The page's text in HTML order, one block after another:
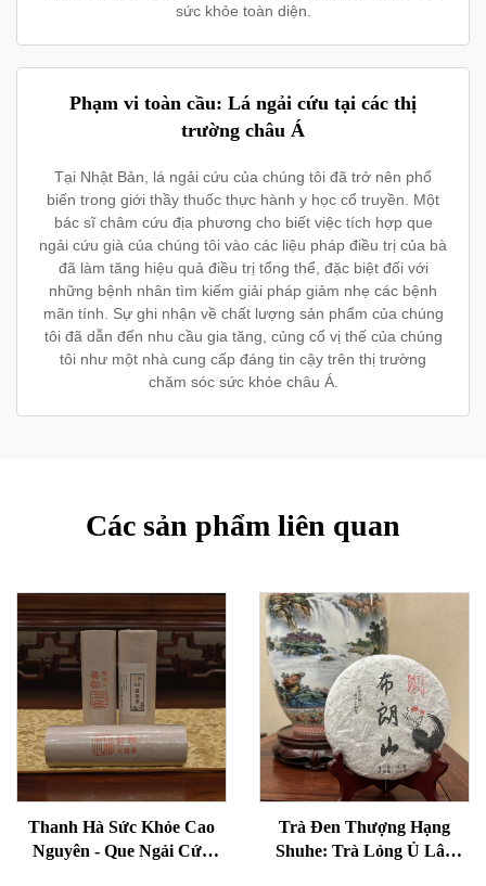
sức khỏe toàn diện.
Phạm vi toàn cầu: Lá ngải cứu tại các thị
trường châu Á
Tại Nhật Bản, lá ngải cứu của chúng tôi đã trở nên phổ
biến trong giới thầy thuốc thực hành y học cổ truyền. Một
bác sĩ châm cứu địa phương cho biết việc tích hợp que
ngải cứu già của chúng tôi vào các liệu pháp điều trị của bà
đã làm tăng hiệu quả điều trị tổng thể, đặc biệt đối với
những bệnh nhân tìm kiếm giải pháp giảm nhẹ các bệnh
mãn tính. Sự ghi nhận về chất lượng sản phẩm của chúng
tôi đã dẫn đến nhu cầu gia tăng, củng cố vị thế của chúng
tôi như một nhà cung cấp đáng tin cậy trên thị trường
chăm sóc sức khỏe châu Á.
Các sản phẩm liên quan
Thanh Hà Sức Khỏe Cao
Nguyên - Que Ngải Cứu
Trà Đen Thượng Hạng
Shuhe: Trà Lỏng Ủ Lâu